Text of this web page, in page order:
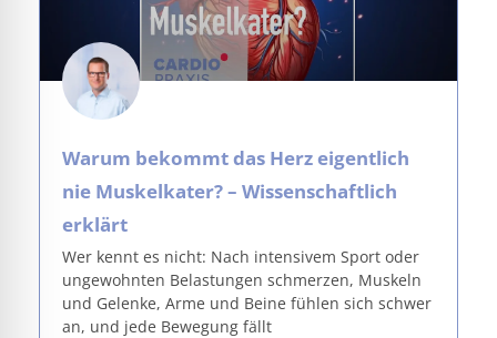
Warum bekommt das Herz eigentlich
nie Muskelkater? – Wissenschaftlich
erklärt
Wer kennt es nicht: Nach intensivem Sport oder
ungewohnten Belastungen schmerzen, Muskeln
und Gelenke, Arme und Beine fühlen sich schwer
an, und jede Bewegung fällt